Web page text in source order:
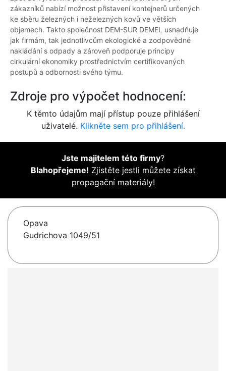
zákazníků nabízí možnost přistavení kontejnerů určených
ke sběru železných i neželezných kovů ve větších
objemech. Takto společnost DEM-SUR DEMEL usnadňuje
jak firmám, tak jednotlivcům ekologické a zodpovědné
nakládání s odpady a zároveň podporuje principy
cirkulární ekonomiky prostřednictvím certifikovaných
postupů a odbornosti svého týmu.
Zdroje pro výpočet hodnocení:
K těmto údajům mají přístup pouze přihlášení
uživatelé. Klikněte sem pro přihlášení.
Jste majitelem této firmy?
Blahopřejeme! Zjistěte jestli můžete získat
propagační materiály!
Opava
Gudrichova 1049/51